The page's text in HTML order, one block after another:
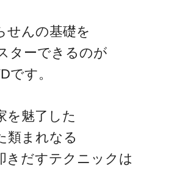
せんの基礎を
ターできるのが
です。
を魅了した
類まれなる
きだすテクニックは